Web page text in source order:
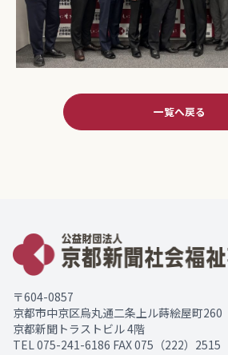
一覧へ戻る
〒604-0857
京都市中京区烏丸通二条上ル蒔絵屋町260
京都新聞トラストビル 4階
TEL 075-241-6186 FAX 075（222）2515